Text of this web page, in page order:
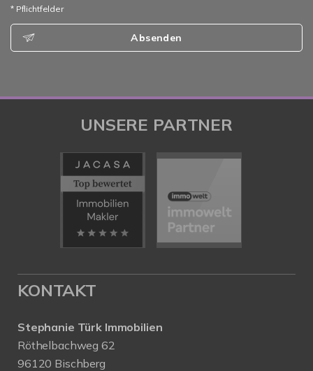
* Pflichtfelder
Absenden
UNSERE PARTNER
KONTAKT
Stephanie Türk Immobilien
Röthelbachweg 62
96120 Bischberg